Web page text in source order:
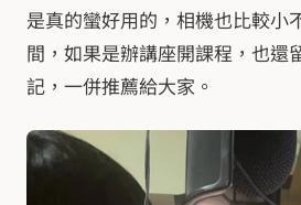
是真的蠻好用的，相機也比較小
間，如果是辦講座開課程，也還
記，一併推薦給大家。